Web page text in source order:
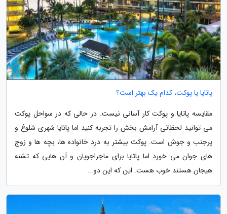
پاتایا یا پوکت، کدام یک بهتر است؟
مقایسه پاتایا و پوکت کار آسانی نیست. در حالی که در سواحل پوکت
می توانید لحظاتی آرامش بخش را تجربه کنید اما پاتایا شهری شلوغ و
پرجنب و جوش است. پوکت بیشتر به درد خانواده ها، بچه ها و زوج
های جوان می خورد اما پاتایا برای ماجراجویان و آن هایی که تشنه
هیجان هستند خوب هست. این که این دو...